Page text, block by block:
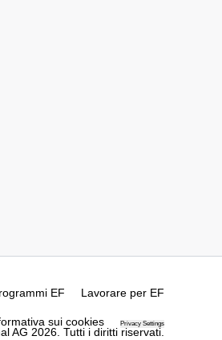
EF Lavorare per EF
sui cookies Privacy Settings
AG 2026. Tutti i diritti riservati.